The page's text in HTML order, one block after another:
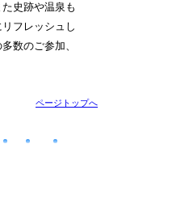
史跡や温泉も
フレッシュし
数のご参加、
ページトップへ